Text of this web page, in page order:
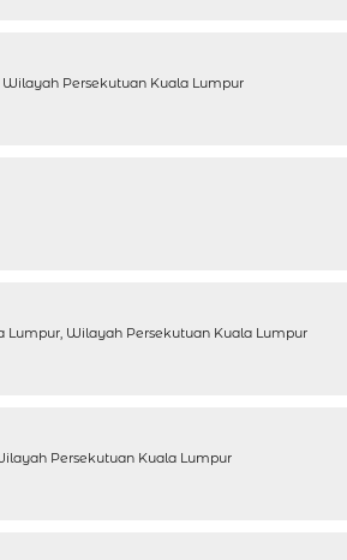
Wilayah Persekutuan Kuala Lumpur
Lumpur, Wilayah Persekutuan Kuala Lumpur
Persekutuan Kuala Lumpur